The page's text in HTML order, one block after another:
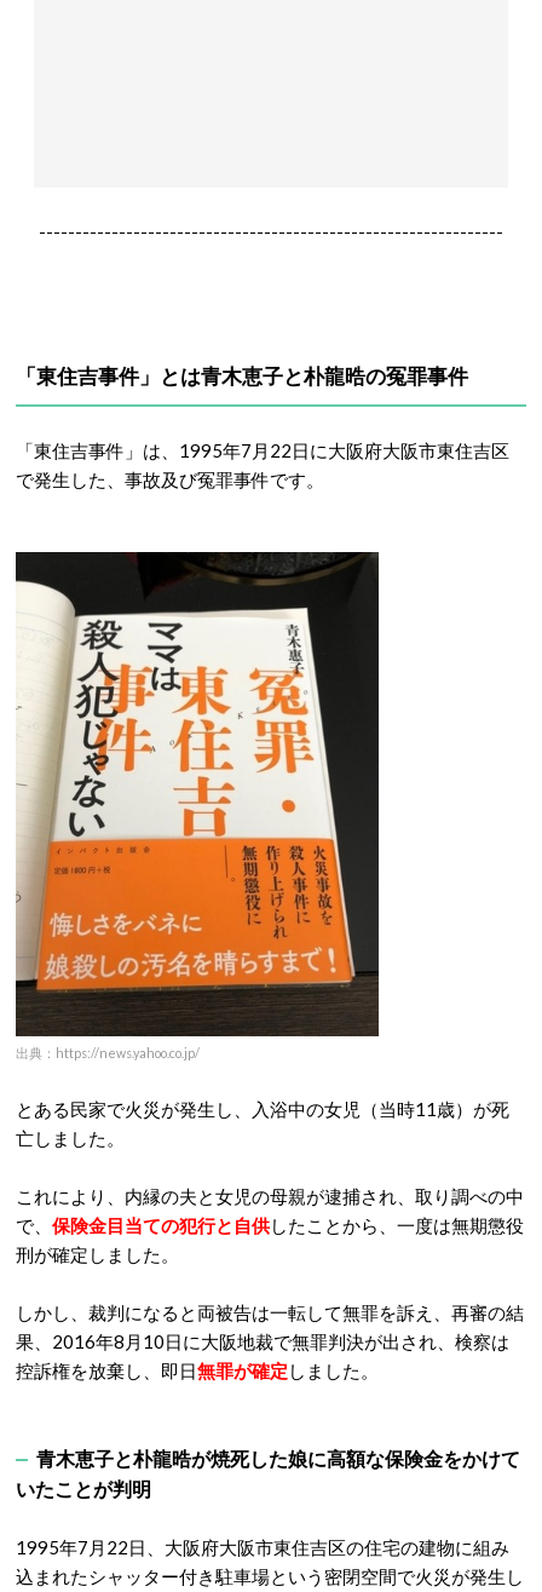
----------------------------------------------------------------
「東住吉事件」とは青木恵子と朴龍晧の冤罪事件
「東住吉事件」は、1995年7月22日に大阪府大阪市東住吉区
で発生した、事故及び冤罪事件です。
出典：https://news.yahoo.co.jp/
とある民家で火災が発生し、入浴中の女児（当時11歳）が死
亡しました。
これにより、内縁の夫と女児の母親が逮捕され、取り調べの中
で、 保険金目当ての犯行と自供したことから、一度は無期懲役
刑が確定しました。
しかし、裁判になると両被告は一転して無罪を訴え、再審の結
果、2016年8月10日に大阪地裁で無罪判決が出され、検察は
控訴権を放棄し、即日無罪が確定 しました。
青木恵子と朴龍晧が焼死した娘に高額な保険金をかけて
いたことが判明
1995年7月22日、大阪府大阪市東住吉区の住宅の建物に組み
込まれたシャッター付き駐車場という密閉空間で火災が発生し